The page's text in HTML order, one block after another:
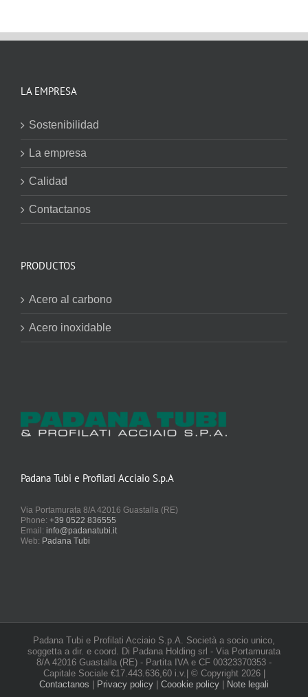
LA EMPRESA
Sostenibilidad
La empresa
Calidad
Contactanos
PRODUCTOS
Acero al carbono
Acero inoxidable
Padana Tubi e Profilati Acciaio S.p.A
Via Portamurata 8/A 42016 Guastalla (RE)
Phone: +39 0522 836555
Email: info@padanatubi.it
Web: Padana Tubi
Padana Tubi e Profilati Acciaio S.p.A. Società a socio unico,
soggetta a dir. e coord. Di Padana Holding srl - Via Portamurata
8/A 42016 Guastalla (RE) - Partita IVA e CF 00323370353 -
Capitale Sociale €17.443.636,60 i.v.| © Copyright 2026 |
Contactanos
Privacy policy Coookie policy Note legali